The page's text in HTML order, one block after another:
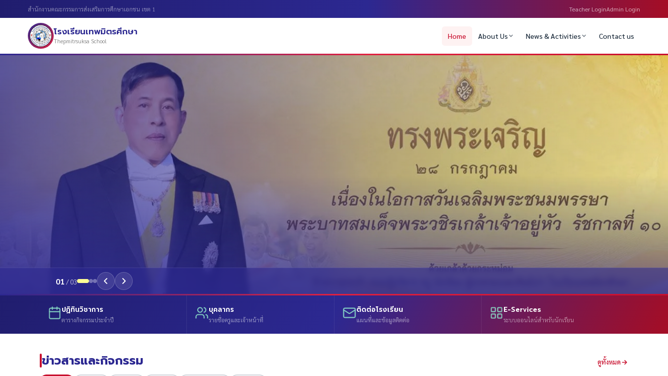
สำนักงานคณะกรรมการส่งเสริมการศึกษาเอกชน เขต 1 Teacher LoginAdmin Login
โรงเรียนเทพมิตรศึกษา
Thepmitrsuksa School
Home About Us News & Activities Contact us
01 / 03
ปฏิทินวิชาการ
ตารางกิจกรรมประจำปี
บุคลากร
รายชื่อครูและเจ้าหน้าที่
ติดต่อโรงเรียน
แผนที่และข้อมูลติดต่อ
E-Services
ระบบออนไลน์สำหรับนักเรียน
ข่าวสารและกิจกรรม ดูทั้งหมด